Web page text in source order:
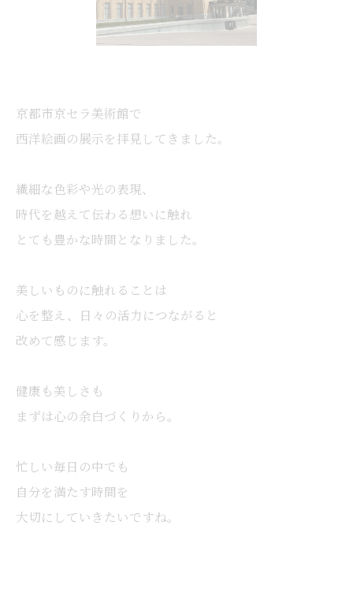
京都市京セラ美術館で
西洋絵画の展示を拝見してきました。
繊細な色彩や光の表現、
時代を越えて伝わる想いに触れ
とても豊かな時間となりました。
美しいものに触れることは
心を整え、日々の活力につながると
改めて感じます。
健康も美しさも
まずは心の余白づくりから。
忙しい毎日の中でも
自分を満たす時間を
大切にしていきたいですね。